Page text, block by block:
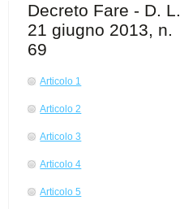
Decreto Fare - D. L.
21 giugno 2013, n.
69
Articolo 1
Articolo 2
Articolo 3
Articolo 4
Articolo 5